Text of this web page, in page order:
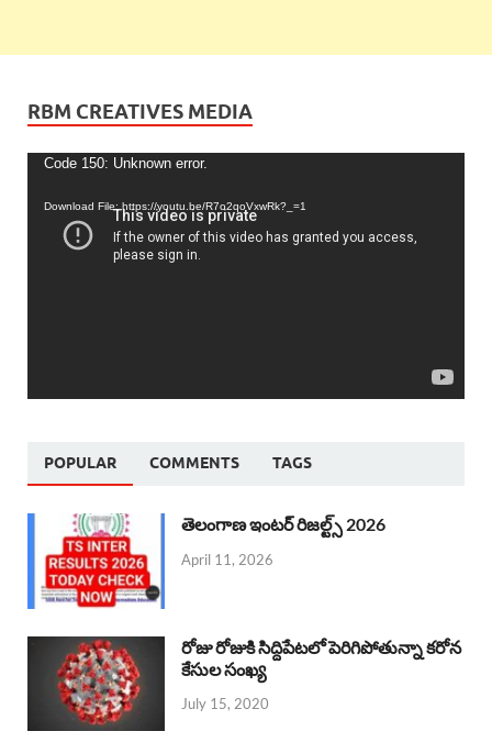
RBM CREATIVES MEDIA
Video
Code 150: Unknown error.
Download File: https://youtu.be/R7o2qoVxwRk?_=1
POPULAR COMMENTS TAGS
తెలంగాణ ఇంటర్ రిజల్ట్స్ 2026
April 11, 2026
రోజు రోజుకి సిద్దిపేటలో పెరిగిపోతున్నా కరోన
కేసుల సంఖ్య
July 15, 2020